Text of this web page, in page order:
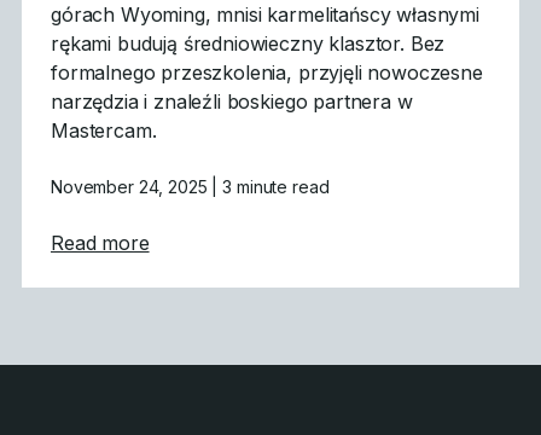
górach Wyoming, mnisi karmelitańscy własnymi
rękami budują średniowieczny klasztor. Bez
formalnego przeszkolenia, przyjęli nowoczesne
narzędzia i znaleźli boskiego partnera w
Mastercam.
November 24, 2025 | 3 minute read
Read moreabout Gothic Architecture Powered by